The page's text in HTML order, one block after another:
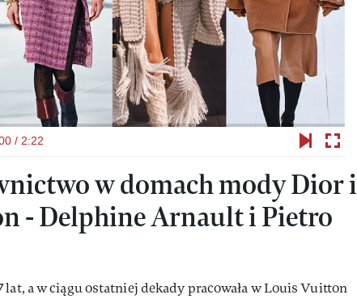
/ 2:22
w domach mody Dior i
- Delphine Arnault i Pietro
a w ciągu ostatniej dekady pracowała w Louis Vuitton